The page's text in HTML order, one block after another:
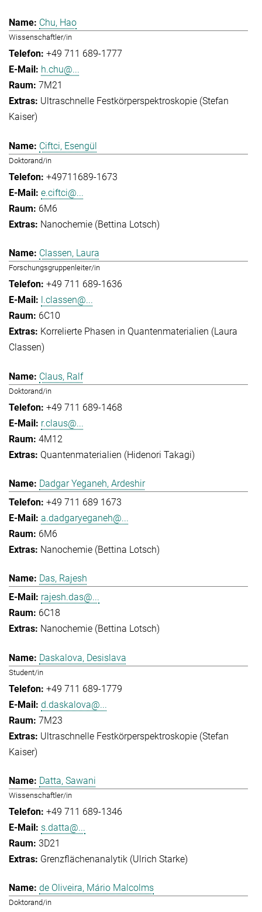
Chu, Hao
Wissenschaftler/in
+49 711 689-1777
h.chu@...
7M21
Ultraschnelle Festkörperspektroskopie (Stefan
Kaiser)
Ciftci, Esengül
Doktorand/in
+49711689-1673
e.ciftci@...
6M6
Nanochemie (Bettina Lotsch)
Classen, Laura
Forschungsgruppenleiter/in
+49 711 689-1636
l.classen@...
6C10
Korrelierte Phasen in Quantenmaterialien (Laura
Classen)
Claus, Ralf
Doktorand/in
+49 711 689-1468
r.claus@...
4M12
Quantenmaterialien (Hidenori Takagi)
Dadgar Yeganeh, Ardeshir
+49 711 689 1673
a.dadgaryeganeh@...
6M6
Nanochemie (Bettina Lotsch)
Das, Rajesh
rajesh.das@...
6C18
Nanochemie (Bettina Lotsch)
Daskalova, Desislava
Student/in
+49 711 689-1779
d.daskalova@...
7M23
Ultraschnelle Festkörperspektroskopie (Stefan
Kaiser)
Datta, Sawani
Wissenschaftler/in
+49 711 689-1346
s.datta@...
3D21
Grenzflächenanalytik (Ulrich Starke)
de Oliveira, Mário Malcolms
Doktorand/in